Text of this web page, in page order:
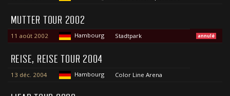
MUTTER TOUR 2002
11 août 2002 Hambourg Stadtpark annulé
REISE, REISE TOUR 2004
13 déc. 2004 Hambourg Color Line Arena